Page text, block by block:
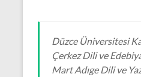
Düzce Üniversitesi
Çerkez Dili ve
Mart Adıge Dili ve